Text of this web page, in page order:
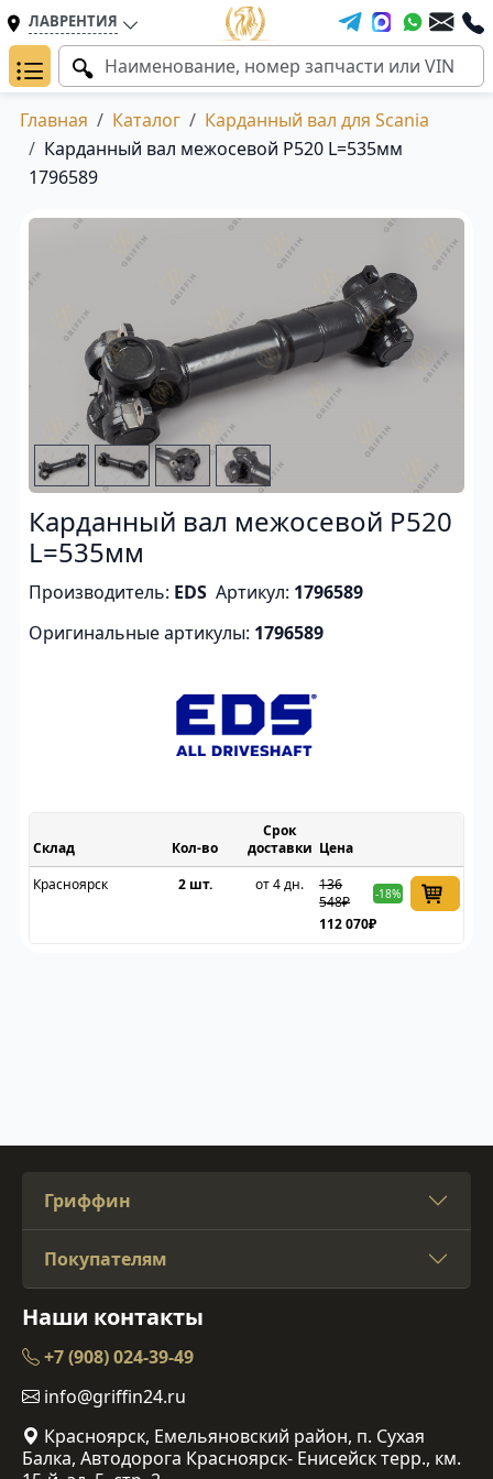
ЛАВРЕНТИЯ
Главная Каталог
Карданный вал для Scania
Карданный вал межосевой P520 L=535мм
1796589
Карданный вал межосевой P520
L=535мм
Производитель: EDS Артикул: 1796589
Оригинальные артикулы: 1796589
Склад
Срок
доставки Цена
Красноярск
2 шт. от 4 дн.
136
548₽
-18%
112 070₽
Гриффин
Покупателям
Наши контакты
+7 (908) 024-39-49
info@griffin24.ru
Красноярск, Емельяновский район, п. Сухая
Балка, Автодорога Красноярск- Енисейск терр., км.